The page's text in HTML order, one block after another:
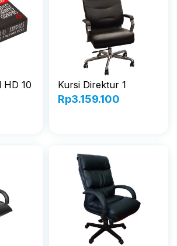
HD 10
Kursi Direktur 1
Rp3.159.100